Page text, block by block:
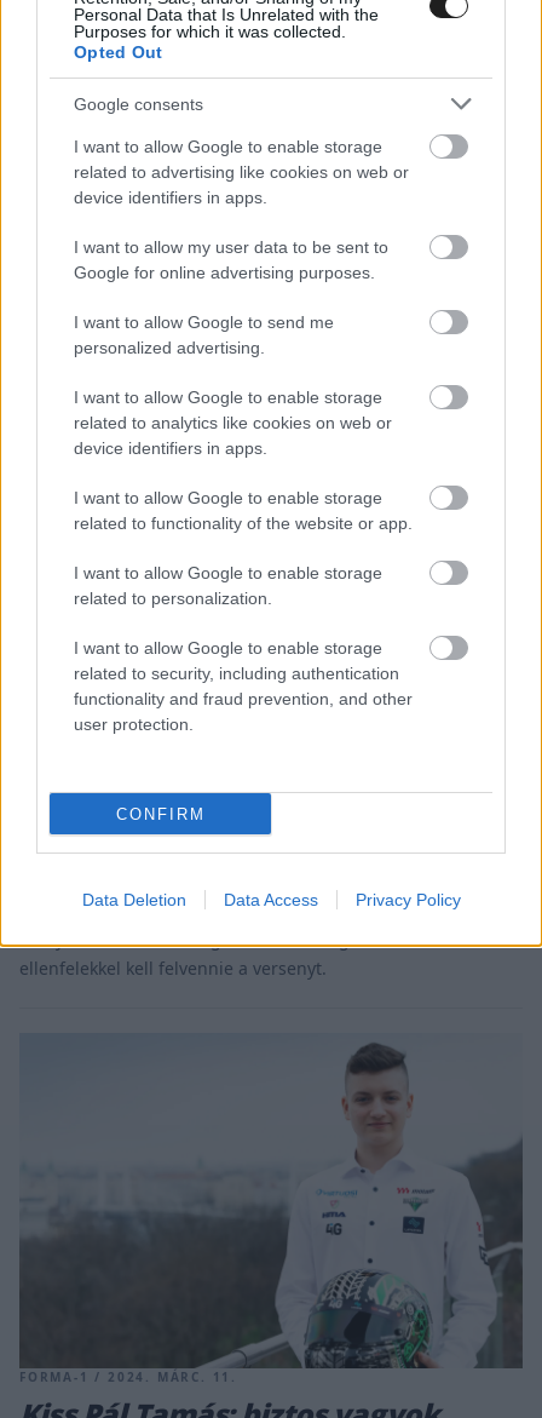
Personal Data that Is Unrelated with the
Purposes for which it was collected.
Opted Out
Google consents
I want to allow Google to enable storage
related to advertising like cookies on web or
device identifiers in apps.
I want to allow my user data to be sent to
Google for online advertising purposes.
I want to allow Google to send me
personalized advertising.
I want to allow Google to enable storage
related to analytics like cookies on web or
device identifiers in apps.
I want to allow Google to enable storage
related to functionality of the website or app.
I want to allow Google to enable storage
related to personalization.
I want to allow Google to enable storage
related to security, including authentication
functionality and fraud prevention, and other
user protection.
CONFIRM
Data Deletion Data Access Privacy Policy
A beragadt gázpedál dacára is
nyert a gokart-ob szezonnyitóján
Vida Benedek
Húsvét hétvégéjén kezdte meg az idei gokartszezont a hazai
mezőny a kecskeméti gokartstadionban. A tavalyi DD2-es
Közép-Európa-bajnok Vida Benedek is rajthoz áll az idei
szezonban a Toma Motorsport színeiben. Az igencsak
küzdelmes hétvégén remek csapatmunkával végül
Krózser Menyhért őrült futamokon
nyújtott kiegyensúlyozott
teljesítményt
Egyre kiegyensúlyozottabb teljesítményt nyújt Krózser
ellenfelekkel kell felvennie a versenyt.
FORMA-1 / 2024. MÁRC. 11.